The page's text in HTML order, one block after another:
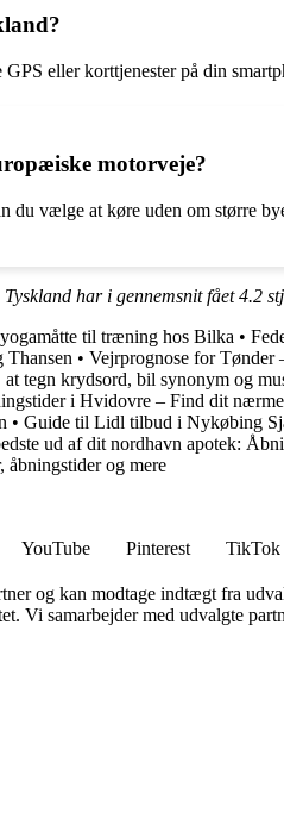
eller korttjenester på din
motorveje?
du vælge at køre uden om større
har i gennemsnit fået4.2
til træning hos Bilka •
Thansen • Vejrprognose for Tønder
at tegn krydsord, bil synonym og
i Hvidovre – Find dit
• Guide til Lidl tilbud i Nykøbing
ud af dit nordhavn apotek:
og mere
YouTube Pinterest TikTok
og kan modtage indtægt fra
Vi samarbejder med udvalgte